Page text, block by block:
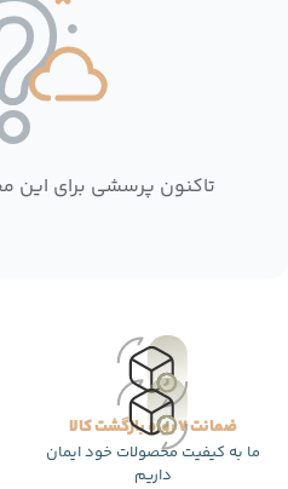
تاکنون پرسشی برای
ضمانت 7 روزه بازگشت کالا
ما به کیفیت محصولات خود ایمان
داریم